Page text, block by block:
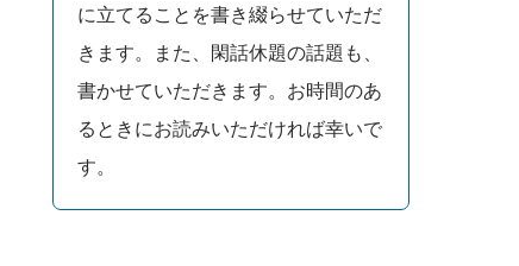
に立てることを書き綴らせていただ
きます。また、閑話休題の話題も、
書かせていただきます。お時間のあ
るときにお読みいただければ幸いで
す。